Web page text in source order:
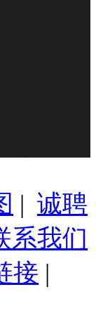
| 诚聘
系我们
接 |